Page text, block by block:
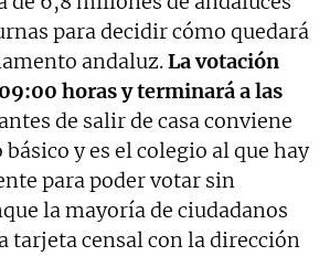
para decidir cómo quedará
andaluz.La votación
horas y terminará a las
de salir de casa conviene
y es el colegio al que hay
para poder votar sin
la mayoría de ciudadanos
tarjeta censal con la dirección